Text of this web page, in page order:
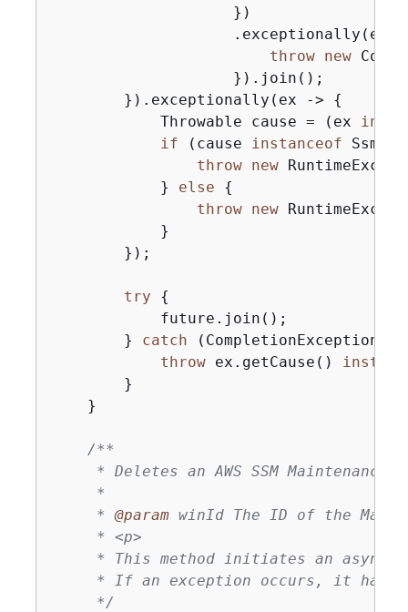
                    })
.exceptionally(ex
throw new
                    }).join();
        }).exceptionally(ex ->
{
            Throwable cause = (ex
if (cause instanceof
throw new
            }
else
{
throw new
            }
        });
try
{
            future.join();
        }
catch (CompletionException
throw ex.getCause()
        }
    }
/**
* Deletes an AWS SSM Maintenance
     *
     *
@param winId The ID of the
     * <p>
* This method initiates an
* If an exception occurs, it
     */